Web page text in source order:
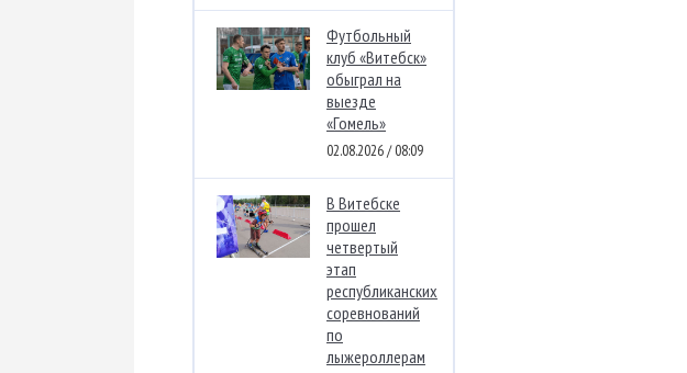
Футбольный
клуб «Витебск»
обыграл на
выезде
«Гомель»
02.08.2026 / 08:09
В Витебске
прошел
четвертый
этап
республиканских
соревнований
по
лыжероллерам